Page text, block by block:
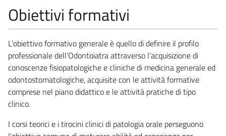
Obiettivi formativi
L’obiettivo formativo generale è quello di definire il profilo
professionale dell’Odontoiatra attraverso l’acquisizione di
conoscenze fisiopatologiche e cliniche di medicina generale ed
odontostomatologiche, acquisite con le attività formative
comprese nel piano didattico e le attività pratiche di tipo
clinico.
I corsi teorici e i tirocini clinici di patologia orale perseguono